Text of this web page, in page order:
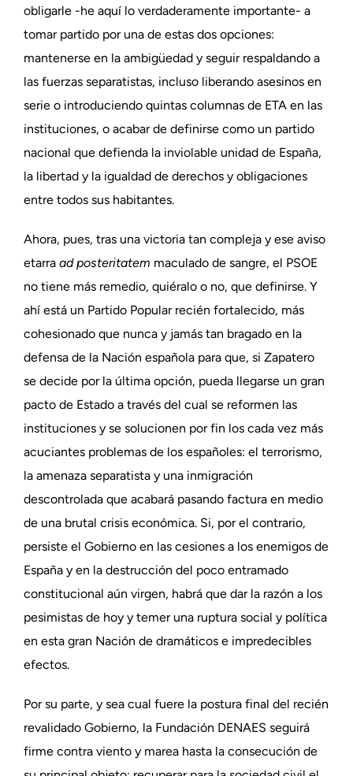
obligarle -he aquí lo verdaderamente importante- a
tomar partido por una de estas dos opciones:
mantenerse en la ambigüedad y seguir respaldando a
las fuerzas separatistas, incluso liberando asesinos en
serie o introduciendo quintas columnas de ETA en las
instituciones, o acabar de definirse como un partido
nacional que defienda la inviolable unidad de España,
la libertad y la igualdad de derechos y obligaciones
entre todos sus habitantes.
Ahora, pues, tras una victoria tan compleja y ese aviso
etarra ad posteritatem maculado de sangre, el PSOE
no tiene más remedio, quiéralo o no, que definirse. Y
ahí está un Partido Popular recién fortalecido, más
cohesionado que nunca y jamás tan bragado en la
defensa de la Nación española para que, si Zapatero
se decide por la última opción, pueda llegarse un gran
pacto de Estado a través del cual se reformen las
instituciones y se solucionen por fin los cada vez más
acuciantes problemas de los españoles: el terrorismo,
la amenaza separatista y una inmigración
descontrolada que acabará pasando factura en medio
de una brutal crisis económica. Si, por el contrario,
persiste el Gobierno en las cesiones a los enemigos de
España y en la destrucción del poco entramado
constitucional aún virgen, habrá que dar la razón a los
pesimistas de hoy y temer una ruptura social y política
en esta gran Nación de dramáticos e impredecibles
efectos.
Por su parte, y sea cual fuere la postura final del recién
revalidado Gobierno, la Fundación DENAES seguirá
firme contra viento y marea hasta la consecución de